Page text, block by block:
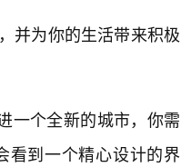
并为你的生活带来积极
一个全新的城市，你需
看到一个精心设计的界